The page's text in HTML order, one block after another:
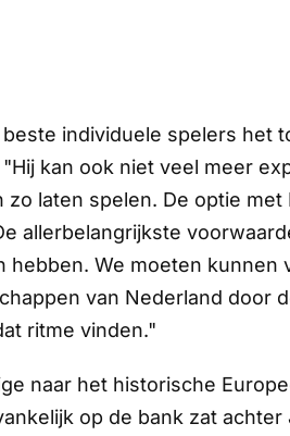
individuele spelers het
kan ook niet veel meer
laten spelen. De optie
allerbelangrijkste
hebben. We moeten kunnen
van Nederland door
ritme vinden."
naar het historische
op de bank zat